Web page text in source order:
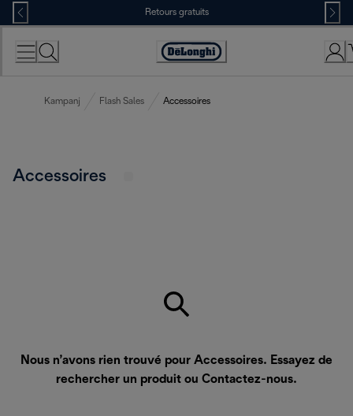
Skip
to
Content
Retours gratuits
Déclaration
Kampanj Flash Sales Accessoires
Accessoires
Nous n’avons rien trouvé pour Accessoires. Essayez de
rechercher un produit ou Contactez-nous.